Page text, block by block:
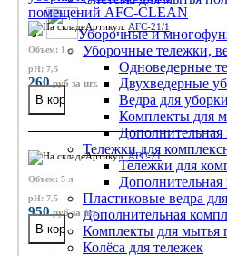
Уборочные и
Уборочные тележки,
Одноведерные
Двухведерные
Ведра для уборки
Комплекты для
Дополнительная
Тележки для
Тележки для
Дополнительная
Пластиковые ведра
Дополнительная
Комплекты для мытья
Колёса для тележек
помещений AFC-CLEAN
Артикул: AFC-21/1
Объем: 1 л
pH: 7,5
260руб за шт.
Артикул:AFC-21
Объем: 5 л
pH: 7,5
950рубза шт.